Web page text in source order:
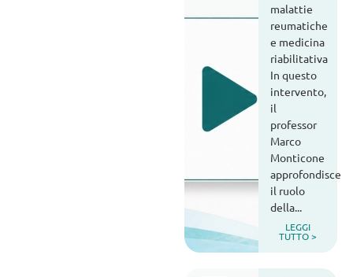
malattie
reumatiche
e medicina
riabilitativa
In questo
intervento,
il
professor
Marco
Monticone
approfondisce
il ruolo
della...
LEGGI
TUTTO >